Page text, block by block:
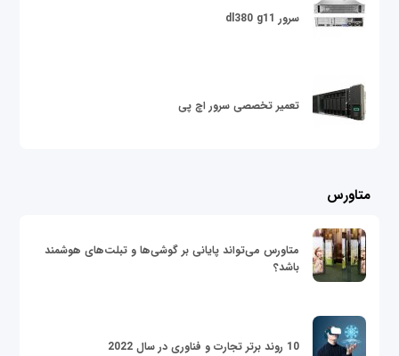
سرور dl380 g11
تعمیر تخصصی سرور اچ پی
متاورس
متاورس می‌تواند پایانی بر گوشی‌ها و تبلت‌های هوشمند
باشد؟
10 روند برتر تجارت و فناوری در سال 2022